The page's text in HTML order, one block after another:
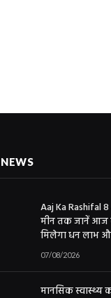
Aaj Ka Rashifal
मीन तक जानें आज
मिलेगा धन लाभ
07/08/2026
मानसिक स्वास्थ्य